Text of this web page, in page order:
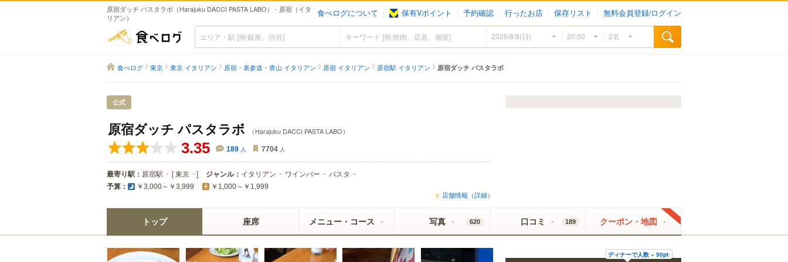
原宿ダッチ パスタラボ（Harajuku DACCI PASTA LABO） - 原宿（イタ
リアン）
食べログについて 保有Vポイント 予約確認 行ったお店 保存リスト 無料会員登録/ログイン
食べログ
食べログ 東京 東京 イタリアン 原宿・表参道・青山 イタリアン 原宿 イタリアン 原宿駅 イタリアン 原宿ダッチ パスタラボ
公式
原宿ダッチ パスタラボ （Harajuku DACCI PASTA LABO）
3.35 189 人 7704 人
最寄り駅： 原宿駅 [東京 ] ジャンル： イタリアン ワインバー パスタ
予算： ￥3,000～￥3,999 ￥1,000～￥1,999
店舗情報（詳細）
トップ 座席 メニュー・コース 写真 620 口コミ 189 クーポン・地図
ディナーで人数 × 50pt